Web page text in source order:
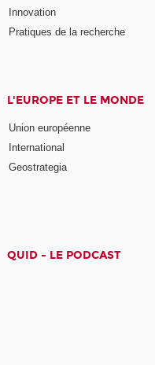
Innovation
Pratiques de la recherche
L'EUROPE ET LE MONDE
Union européenne
International
Geostrategia
QUID - LE PODCAST